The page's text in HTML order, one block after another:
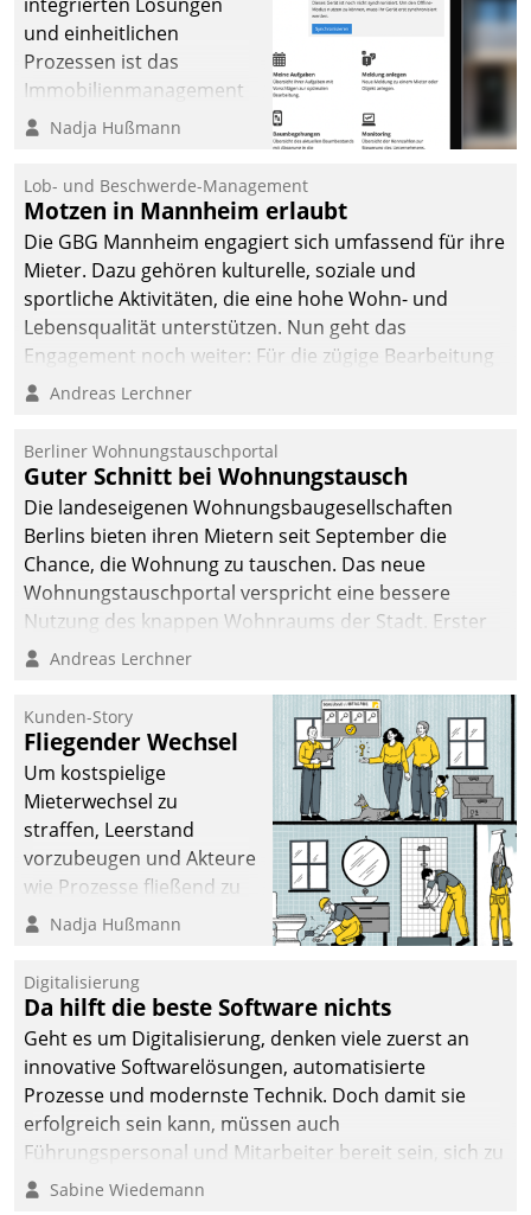
und einheitlichen
Prozessen ist das
Immobilienmanagement
der Bayerischen
Ressort Kapitalanlage für
künftige Aufgaben und
Herausforderungen
gerüstet.
Nadja Hußmann
Lob- und Beschwerde-Management
Motzen in Mannheim erlaubt
Die GBG Mannheim engagiert sich umfassend für ihre
Mieter. Dazu gehören kulturelle, soziale und
sportliche Aktivitäten, die eine hohe Wohn- und
Lebensqualität unterstützen. Nun geht das
Engagement noch weiter: Für die zügige Bearbeitung
von Beschwerden – oder Lob – richtet das
und Beschwerde-Management einen eigenen Kanal
ein.
Andreas Lerchner
Berliner Wohnungstauschportal
Guter Schnitt bei Wohnungstausch
Die landeseigenen Wohnungsbaugesellschaften
Berlins bieten ihren Mietern seit September die
Chance, die Wohnung zu tauschen. Das neue
Wohnungstauschportal verspricht eine bessere
Nutzung des knappen Wohnraums der Stadt. Erster
Anwendungsfall für Datatrains Lösung API-Hub mit
Unternehmen.
Andreas Lerchner
Kunden-Story
Fliegender Wechsel
Um kostspielige
Mieterwechsel zu
straffen, Leerstand
vorzubeugen und Akteure
wie Prozesse fließend zu
vernetzen, nutzt die
Jahresbeginn eine
Überblick, Einsicht und
Eingriff bietende Lösung.
Zur Entwicklung setzte
man auf
Cloudtechnologie,
bewährte und Startup-
agile Projektmethoden.
Nadja Hußmann
Digitalisierung
Da hilft die beste Software nichts
Geht es um Digitalisierung, denken viele zuerst an
innovative Softwarelösungen, automatisierte
Prozesse und modernste Technik. Doch damit sie
erfolgreich sein kann, müssen auch
Führungspersonal und Mitarbeiter bereit sein, sich zu
verändern und anzupassen, sonst werden sie an ihr
Sabine Wiedemann